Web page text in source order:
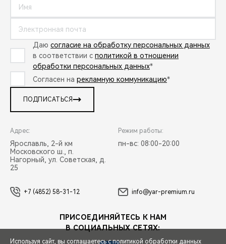
Даю согласие на обработку персональных данных
в соответствии с политикой в отношении
обработки персональных данных*
Согласен на рекламную коммуникацию*
ПОДПИСАТЬСЯ
Адрес:
Ярославль, 2-й км
Московского ш., п.
Нагорный, ул. Советская, д.
25
Режим работы:
пн-вс: 08:00-20:00
+7 (4852) 58-31-12 info@yar-premium.ru
ПРИСОЕДИНЯЙТЕСЬ К НАМ
В СОЦИАЛЬНЫХ СЕТЯХ:
Используя сайт, вы соглашаетесь сполитикой обработки данных